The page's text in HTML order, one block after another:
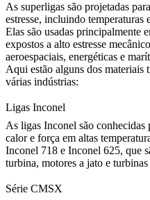
As superligas são projetadas
estresse, incluindo temperaturas
Elas são usadas principalmente
expostos a alto estresse
aeroespaciais, energéticas e
Aqui estão alguns dos materiais
várias indústrias:
Ligas Inconel
As ligas Inconel são conhecidas
calor e força em altas
Inconel 718 e Inconel 625, que
turbina, motores a jato e turbinas
Série CMSX